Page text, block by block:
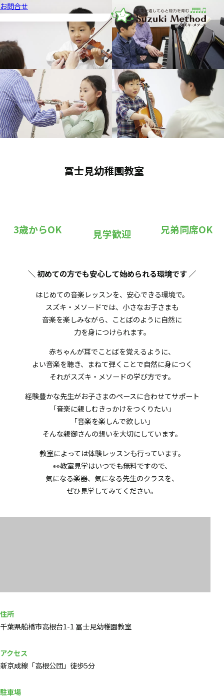
音楽教室スズキ・メソード | 公益
お問合せ
冨士見幼稚園教室
3歳からOK 見学歓迎 兄弟同席OK
＼ 初めての方でも安心して始められる環境です／
はじめての音楽レッスンを、安心できる環境で。
スズキ・メソードでは、小さなお子さまも
音楽を楽しみながら、ことばのように自然に
力を身につけられます。
赤ちゃんが耳でことばを覚えるように、
よい音楽を聴き、まねて弾くことで自然に身につく
それがスズキ・メソードの学び方です。
経験豊かな先生がお子さまのペースに合わせてサポート
「音楽に親しむきっかけをつくりたい」
「音楽を楽しんで欲しい」
そんな親御さんの想いを大切にしています。
教室によっては体験レッスンも行っています。
👀教室見学はいつでも無料ですので、
気になる楽器、気になる先生のクラスを、
ぜひ見学してみてください。
住所
千葉県船橋市高根台1-1 冨士見幼稚園教室
アクセス
新京成線「高根公団」徒歩5分
駐車場